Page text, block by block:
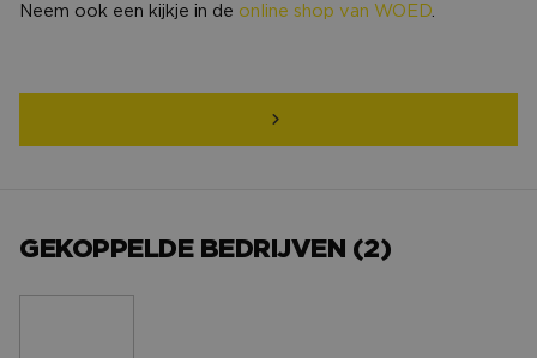
Neem ook een kijkje in de online shop van WOED
GEKOPPELDE BEDRIJVEN (2)